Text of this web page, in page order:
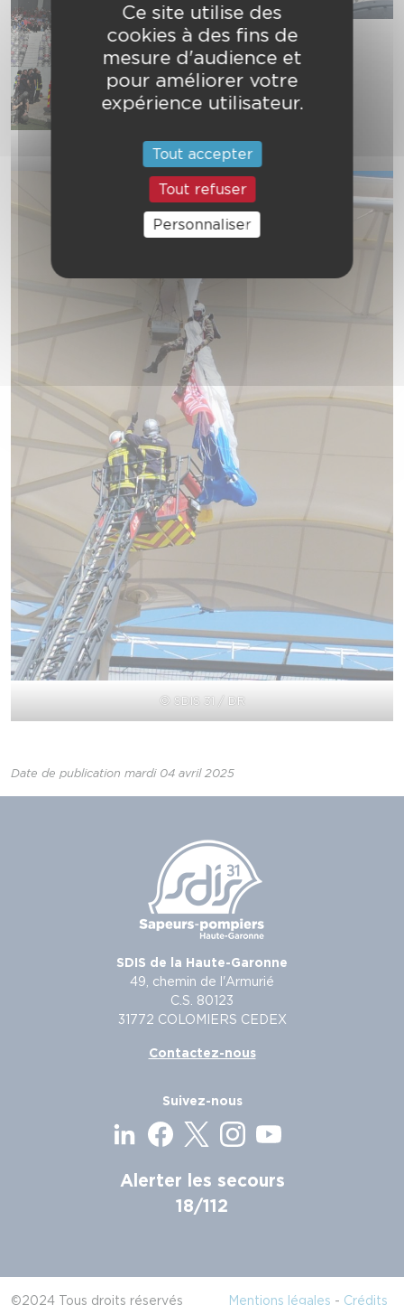
© SDIS 31 / DR
© SDIS 31 / DR
Date de publication mardi 04 avril 2025
SDIS de la Haute-Garonne
49, chemin de l'Armurié
C.S. 80123
31772 COLOMIERS CEDEX
Contactez-nous
Suivez-nous
Alerter les secours
18/112
©2024 Tous droits réservés Mentions légales - Crédits
Ce site utilise des
cookies à des fins de
mesure d'audience et
pour améliorer votre
expérience utilisateur.
Tout accepter
Tout refuser
Personnaliser